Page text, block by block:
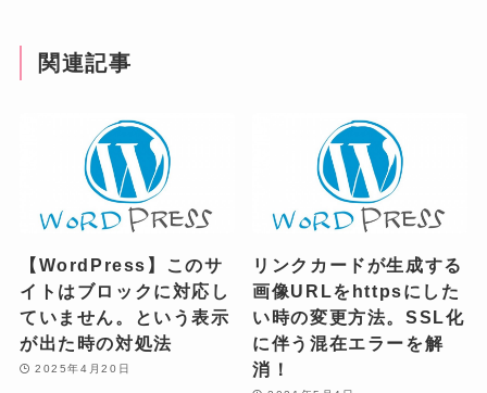
関連記事
【WordPress】このサ
イトはブロックに対応し
ていません。という表示
が出た時の対処法
2025年4月20日
リンクカードが生成する
画像URLをhttpsにした
い時の変更方法。SSL化
に伴う混在エラーを解
消！